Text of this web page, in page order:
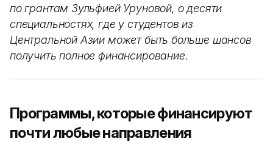
по грантам Зульфией Уруновой, о десяти
специальностях, где у студентов из
Центральной Азии может быть больше шансов
получить полное финансирование.
Программы, которые финансируют
почти любые направления